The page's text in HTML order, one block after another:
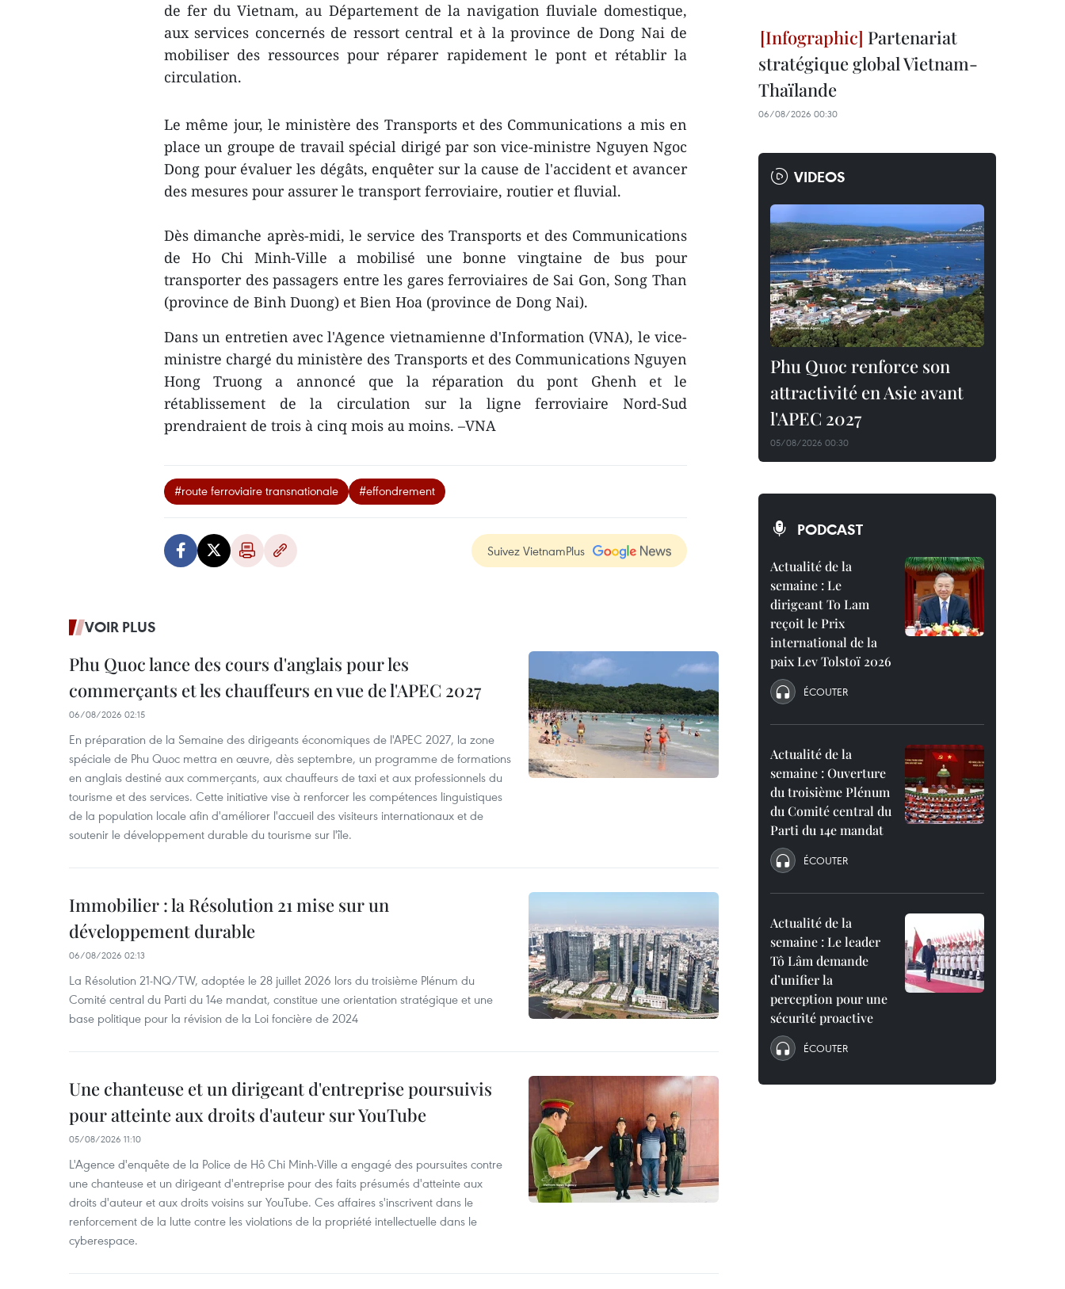
de fer du Vietnam, au Département de la navigation fluviale domestique,
aux services concernés de ressort central et à la province de Dong Nai de
mobiliser des ressources pour réparer rapidement le pont et rétablir la
circulation.
Le même jour, le ministère des Transports et des Communications a mis en
place un groupe de travail spécial dirigé par son vice-ministre Nguyen Ngoc
Dong pour évaluer les dégâts, enquêter sur la cause de l'accident et avancer
des mesures pour assurer le transport ferroviaire, routier et fluvial.
Dès dimanche après-midi, le service des Transports et des Communications
de Ho Chi Minh-Ville a mobilisé une bonne vingtaine de bus pour
transporter des passagers entre les gares ferroviaires de Sai Gon, Song Than
(province de Binh Duong) et Bien Hoa (province de Dong Nai).
Dans un entretien avec l'Agence vietnamienne d'Information (VNA), le vice-
ministre chargé du ministère des Transports et des Communications Nguyen
Hong Truong a annoncé que la réparation du pont Ghenh et le
rétablissement de la circulation sur la ligne ferroviaire Nord-Sud
prendraient de trois à cinq mois au moins. –VNA
#route ferroviaire transnationale #effondrement
Suivez VietnamPlus
VOIR PLUS
Phu Quoc lance des cours d'anglais pour les
commerçants et les chauffeurs en vue de l'APEC 2027
06/08/2026 02:15
En préparation de la Semaine des dirigeants économiques de l'APEC 2027, la zone
spéciale de Phu Quoc mettra en œuvre, dès septembre, un programme de formations
en anglais destiné aux commerçants, aux chauffeurs de taxi et aux professionnels du
tourisme et des services. Cette initiative vise à renforcer les compétences linguistiques
de la population locale afin d'améliorer l'accueil des visiteurs internationaux et de
soutenir le développement durable du tourisme sur l'île.
Immobilier : la Résolution 21 mise sur un
développement durable
06/08/2026 02:13
La Résolution 21-NQ/TW, adoptée le 28 juillet 2026 lors du troisième Plénum du
Comité central du Parti du 14e mandat, constitue une orientation stratégique et une
base politique pour la révision de la Loi foncière de 2024
Une chanteuse et un dirigeant d'entreprise poursuivis
pour atteinte aux droits d'auteur sur YouTube
05/08/2026 11:10
L'Agence d'enquête de la Police de Hô Chi Minh-Ville a engagé des poursuites contre
une chanteuse et un dirigeant d'entreprise pour des faits présumés d'atteinte aux
droits d'auteur et aux droits voisins sur YouTube. Ces affaires s'inscrivent dans le
renforcement de la lutte contre les violations de la propriété intellectuelle dans le
cyberespace.
Partenariat
stratégique global Vietnam-
Thaïlande
06/08/2026 00:30
VIDEOS
Phu Quoc renforce son
attractivité en Asie avant
l'APEC 2027
05/08/2026 00:30
PODCAST
Actualité de la
semaine : Le
dirigeant To Lam
reçoit le Prix
international de la
paix Lev Tolstoï 2026
ÉCOUTER
Actualité de la
semaine : Ouverture
du troisième Plénum
du Comité central du
Parti du 14e mandat
ÉCOUTER
Actualité de la
semaine : Le leader
Tô Lâm demande
d’unifier la
perception pour une
sécurité proactive
ÉCOUTER